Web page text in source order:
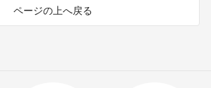
ページの上へ戻る